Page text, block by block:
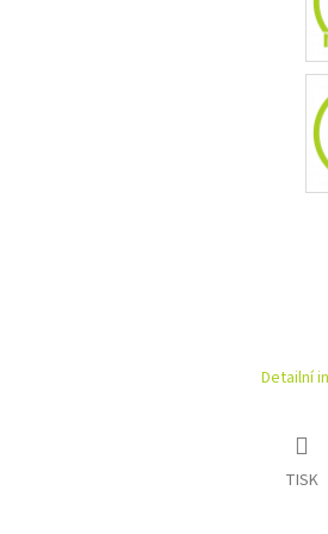
Detailní
TISK